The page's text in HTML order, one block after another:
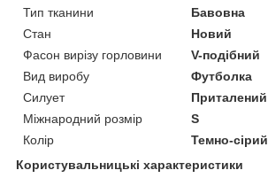
Тип тканини
Бавовна
Стан
Новий
Фасон вирізу горловини
V-подібний
Вид виробу
Футболка
Силует
Приталений
Міжнародний розмір
S
Колір
Темно-сірий
Користувальницькі характеристики